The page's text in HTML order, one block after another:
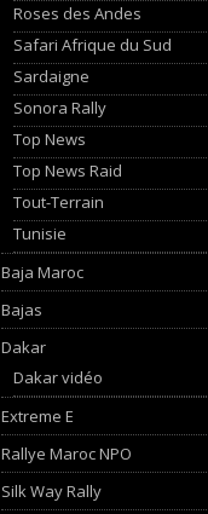
Roses des Andes
Safari Afrique du Sud
Sardaigne
Sonora Rally
Top News
Top News Raid
Tout-Terrain
Tunisie
Baja Maroc
Bajas
Dakar
Dakar vidéo
Extreme E
Rallye Maroc NPO
Silk Way Rally